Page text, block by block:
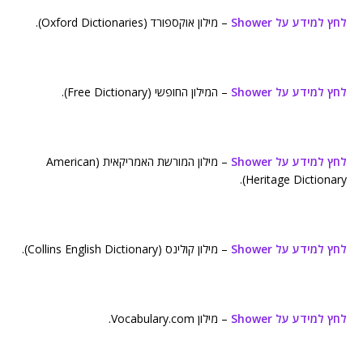
לחץ למידע על Shower – מילון אוקספורד (Oxford Dictionaries).
לחץ למידע על Shower – המילון החופשי (Free Dictionary).
לחץ למידע על Shower
– מילון המורשת האמריקאית (American
Heritage Dictionary).
לחץ למידע על Shower – מילון קולינס (Collins English Dictionary).
לחץ למידע על Shower – מילון Vocabulary.com.